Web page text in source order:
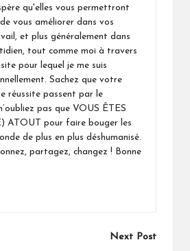
qu'elles vous permettront
vous améliorer dans vos
et plus généralement dans
tout comme moi à travers
pour lequel je me suis
Sachez que votre
réussite passent par le
pas que VOUS ÊTES
ATOUT pour faire bouger les
de plus en plus déshumanisé.
partagez, changez ! Bonne
Next Post